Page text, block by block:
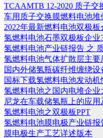
TCAAMTB 12-2020 质子
车用质子交换膜燃料电池
2022年最新燃料电池双极板
氢燃料电池石墨双极板企业
氢燃料电池产业链报告 之
氢燃料电池气体扩散层主要
国内外储氢瓶碳纤维缠绕设
国标下载氢燃料电池发动
氢燃料电池之国内电堆企业
尼龙在车载储氢瓶上的应
氢燃料电池之双极板PPT
氢燃料电池膜电极产业链报
膜电极生产工艺详述版本